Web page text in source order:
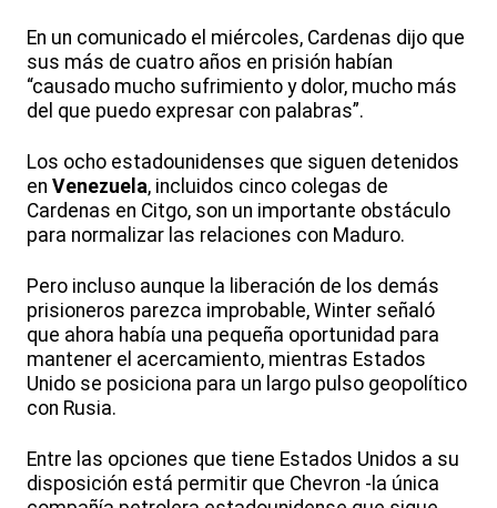
En un comunicado el miércoles, Cardenas dijo que
sus más de cuatro años en prisión habían
“causado mucho sufrimiento y dolor, mucho más
del que puedo expresar con palabras”.
Los ocho estadounidenses que siguen detenidos
en Venezuela, incluidos cinco colegas de
Cardenas en Citgo, son un importante obstáculo
para normalizar las relaciones con Maduro.
Pero incluso aunque la liberación de los demás
prisioneros parezca improbable, Winter señaló
que ahora había una pequeña oportunidad para
mantener el acercamiento, mientras Estados
Unido se posiciona para un largo pulso geopolítico
con Rusia.
Entre las opciones que tiene Estados Unidos a su
disposición está permitir que Chevron -la única